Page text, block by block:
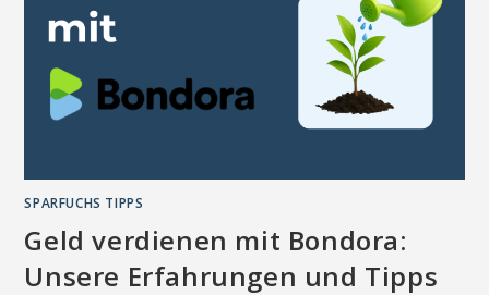
SPARFUCHS TIPPS
Geld verdienen mit Bondora:
Unsere Erfahrungen und Tipps